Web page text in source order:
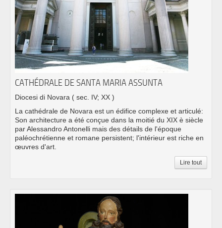
CATHÉDRALE DE SANTA MARIA ASSUNTA
Diocesi di Novara ( sec. IV; XX )
La cathédrale de Novara est un édifice complexe et articulé:
Son architecture a été conçue dans la moitié du XIX è siècle
par Alessandro Antonelli mais des détails de l'époque
paléochrétienne et romane persistent; l'intérieur est riche en
œuvres d'art.
Lire tout